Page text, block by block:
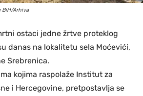
BiH/Arhiva
ostaci jedne žrtve proteklog
danas na lokalitetu sela Moćevići,
Srebrenica.
kojima raspolaže Institut za
i Hercegovine, pretpostavlja se